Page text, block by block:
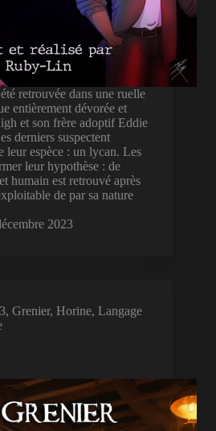
retrouvée dans une ruelle
entièrement dévorée et
et son frère adoptif Eddie
derniers suspectent
leur espèce : un lycan. Les
leur hypothèse : de
humain est retrouvé après
de par sa nature
2023
, Grenier, Horine, Langage